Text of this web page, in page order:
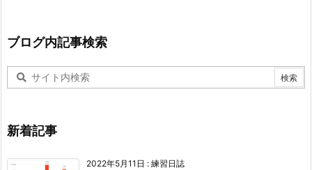
ブログ内記事検索
新着記事
2022年5月11日 : 練習日誌